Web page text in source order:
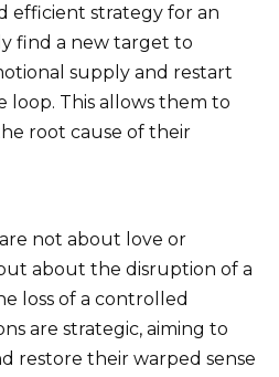
efficient strategy for an
find a new target to
supply and restart
loop. This allows them to
root cause of their
not about love or
about the disruption of a
loss of a controlled
are strategic, aiming to
restore their warped sense